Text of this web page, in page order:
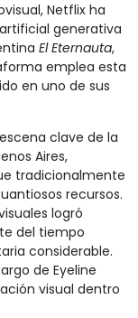
Netflix ha
generativa
El Eternauta,
emplea esta
en uno de sus
clave de la
Aires,
tradicionalmente
recursos.
logró
del tiempo
considerable.
de Eyeline
visual dentro